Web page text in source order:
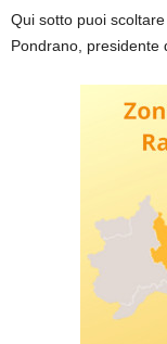
Qui sotto puoi
Pondrano, presidente